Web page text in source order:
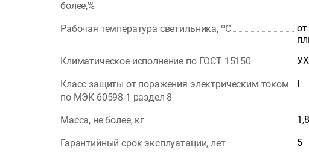
более,%
Рабочая температура светильника, ºС
Климатическое исполнение по ГОСТ 15150
Класс защиты от поражения электрическим током
по МЭК 60598-1 раздел 8
I
Масса, не более, кг 1,8
Гарантийный срок эксплуатации, лет 5